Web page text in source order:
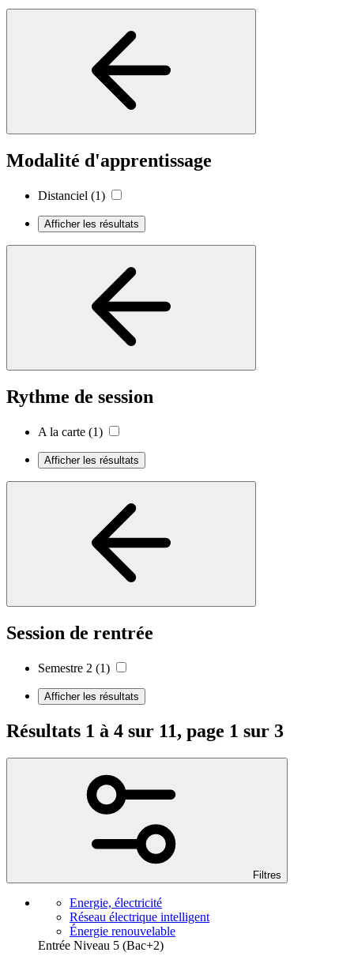
Modalité d'apprentissage
Distanciel (1)
Afficher les résultats
Rythme de session
A la carte (1)
Afficher les résultats
Session de rentrée
Semestre 2 (1)
Afficher les résultats
Résultats 1 à 4 sur 11, page 1 sur 3
Filtres
Energie, électricité
Réseau électrique intelligent
Énergie renouvelable
Entrée Niveau 5 (Bac+2)